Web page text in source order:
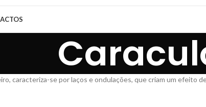
caracteriza-se por laços e ondulações, que criam um efeito